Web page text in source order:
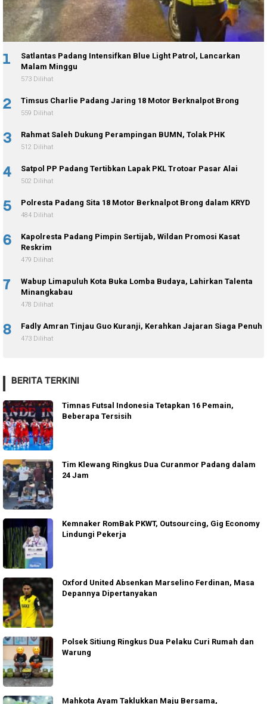
1
Satlantas Padang Intensifkan Blue Light Patrol, Lancarkan
Malam Minggu
573 Dilihat
2 Timsus Charlie Padang Jaring 18 Motor Berknalpot Brong
559 Dilihat
3 Rahmat Saleh Dukung Perampingan BUMN, Tolak PHK
512 Dilihat
4 Satpol PP Padang Tertibkan Lapak PKL Trotoar Pasar Alai
502 Dilihat
5 Polresta Padang Sita 18 Motor Berknalpot Brong dalam KRYD
484 Dilihat
6
Kapolresta Padang Pimpin Sertijab, Wildan Promosi Kasat
Reskrim
479 Dilihat
7
Wabup Limapuluh Kota Buka Lomba Budaya, Lahirkan Talenta
Minangkabau
478 Dilihat
8 Fadly Amran Tinjau Guo Kuranji, Kerahkan Jajaran Siaga Penuh
473 Dilihat
BERITA TERKINI
Timnas Futsal Indonesia Tetapkan 16 Pemain,
Beberapa Tersisih
Tim Klewang Ringkus Dua Curanmor Padang dalam
24 Jam
Kemnaker RomBak PKWT, Outsourcing, Gig Economy
Lindungi Pekerja
Oxford United Absenkan Marselino Ferdinan, Masa
Depannya Dipertanyakan
Polsek Sitiung Ringkus Dua Pelaku Curi Rumah dan
Warung
Mahkota Ayam Taklukkan Maju Bersama,